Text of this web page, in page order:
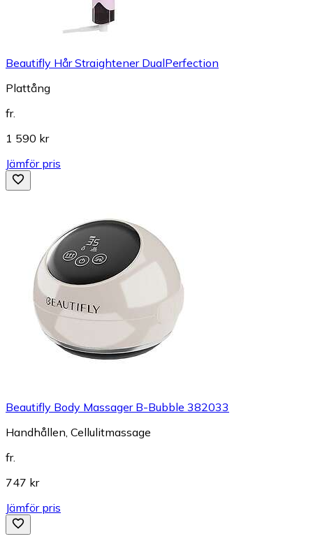
Beautifly Hår Straightener DualPerfection
Plattång
fr.
1 590 kr
Jämför pris
Beautifly Body Massager B-Bubble 382033
Handhållen, Cellulitmassage
fr.
747 kr
Jämför pris